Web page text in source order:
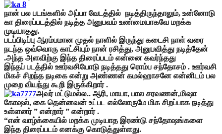
நான் பல படங்களில் அப்பா வேடத்தில் நடித்திருந்தாலும், உன்னோடு
கா திரைப்படத்தில் நடித்த அனுபவம் உண்மையாகவே மறக்க
முடியாதது.
படப்பிடிப்பு ஆரம்பமான முதல் நாளில் இருந்து கடைசி நாள் வரை
நடந்த ஒவ்வொரு காட்சியும் நான் ரசித்து, அனுபவித்து நடித்தேன்
.அந்த அளவிற்கு இந்த திரைப்படம் என்னை கவர்ந்தது
இந்தப் படத்தில் ஊர்வசியோடு நடித்தது ரொம்ப சந்தோசம் . ஊர்வசி
மிகச் சிறந்த நடிகை என்று அண்ணன் கமல்ஹாசனே என்னிடம் பல
முறை வியந்து கூறி இருக்கிறார் .
அவர் மட்டுமல்ல.. ஆரி, மாயா, பால சரவணன்,மிஷா
கோஷல், கை தென்னவன் உட்பட எல்லோருமே மிக சிறப்பாக நடித்து
உள்ளனர் ” என்றார் ” என்றார் .
“என் வாழ்க்கையில் மறக்க முடியாத இரண்டு சந்தோஷங்களை
இந்த திரைப்படம் எனக்கு கொடுத்துள்ளது.